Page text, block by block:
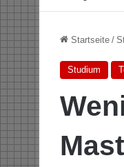
Startseite /
Studium